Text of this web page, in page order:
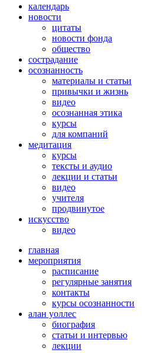
календарь
новости
цитаты
новости фонда
общество
сострадание
осознанность
материалы и статьи
привычки и жизнь
видео
осознанная этика
курсы
для компаний
медитация
курсы
тексты и аудио
лекции и статьи
видео
учителя
продвинутое
искусство
видео
главная
мероприятия
расписание
регулярные занятия
контакты
курсы осознанности
алан уоллес
биография
статьи и интервью
лекции